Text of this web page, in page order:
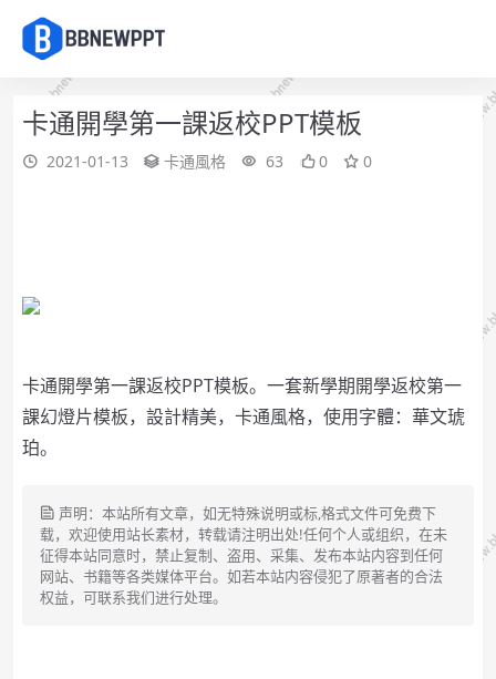
卡通開學第一課返校PPT模板
2021-01-13 卡通風格 63 0 0
卡通開學第一課返校PPT模板。一套新學期開學返校第一
課幻燈片模板，設計精美，卡通風格，使用字體：華文琥
珀。
声明：本站所有文章，如无特殊说明或标,格式文件可免费下
载，欢迎使用站长素材，转载请注明出处!任何个人或组织，在未
征得本站同意时，禁止复制、盗用、采集、发布本站内容到任何
网站、书籍等各类媒体平台。如若本站内容侵犯了原著者的合法
权益，可联系我们进行处理。